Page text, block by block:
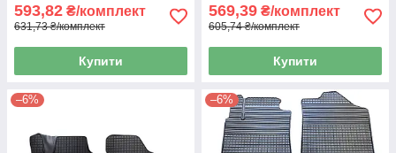
593,82 ₴/комплект
631,73 ₴/комплект
Купити
569,39 ₴/комплект
605,74 ₴/комплект
Купити
–6% –6%